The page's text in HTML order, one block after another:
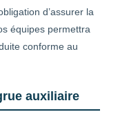
d’assurer la
équipes permettra
conforme au
auxiliaire